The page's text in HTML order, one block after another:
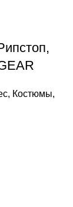
, Костюмы,